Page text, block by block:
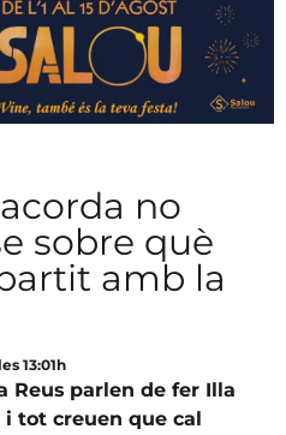
no
sobre què
amb la
13:01h
Reus parlen de fer Illa
tot creuen que cal